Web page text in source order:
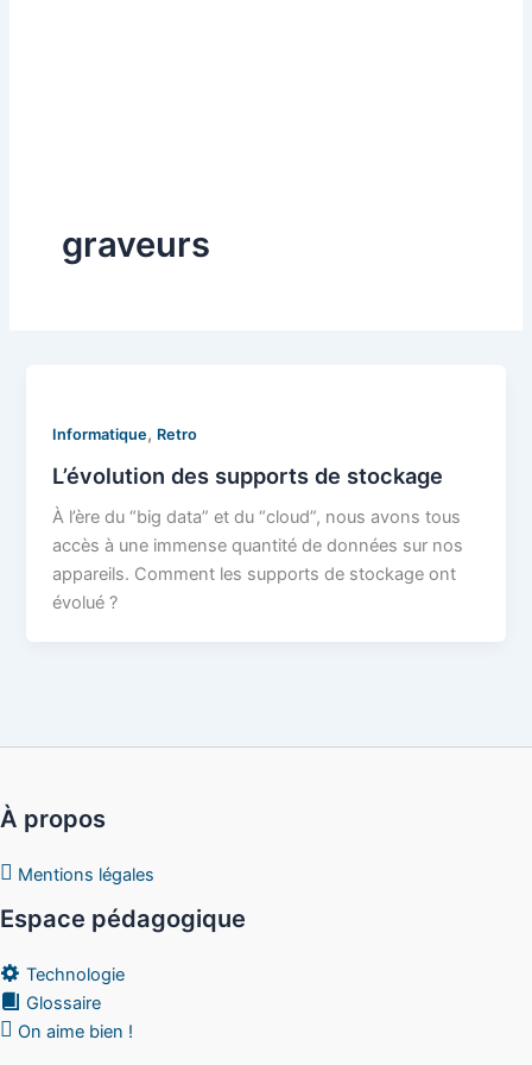
graveurs
Informatique, Retro
L’évolution des supports de stockage
À l’ère du “big data” et du “cloud”, nous avons tous
accès à une immense quantité de données sur nos
appareils. Comment les supports de stockage ont
évolué ?
À propos
Mentions légales
Espace pédagogique
Technologie
Glossaire
On aime bien !